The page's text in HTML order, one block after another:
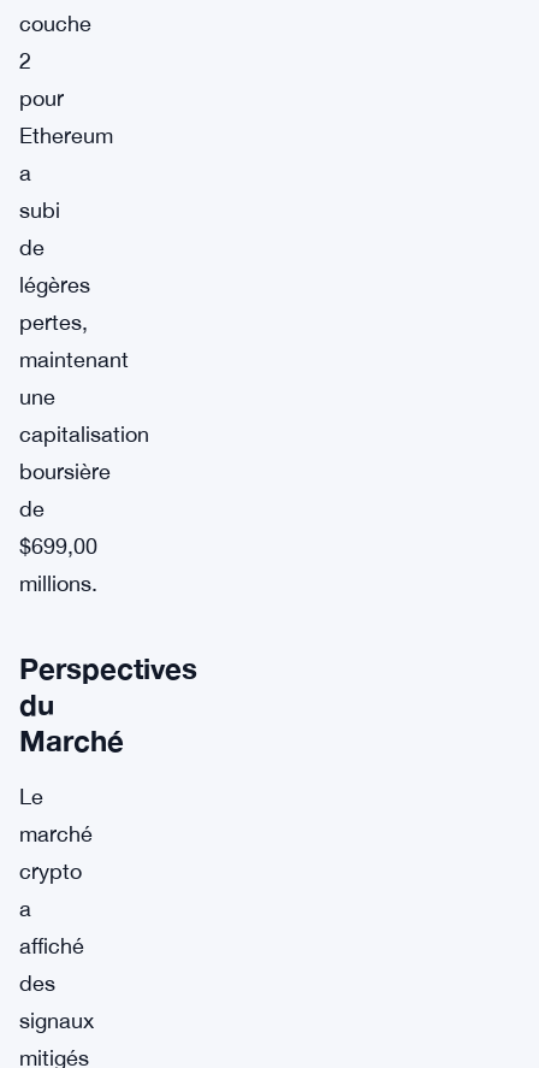
couche
2
pour
Ethereum
a
subi
de
légères
pertes,
maintenant
une
capitalisation
boursière
de
$699,00
millions.
Perspectives
du
Marché
Le
marché
crypto
a
affiché
des
signaux
mitigés